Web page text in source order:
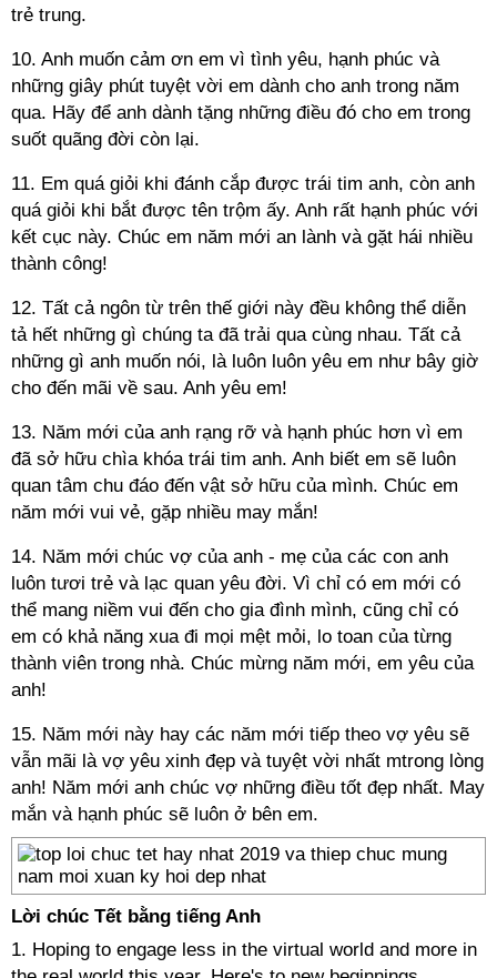
trẻ trung.
10. Anh muốn cảm ơn em vì tình yêu, hạnh phúc và
những giây phút tuyệt vời em dành cho anh trong năm
qua. Hãy để anh dành tặng những điều đó cho em trong
suốt quãng đời còn lại.
11. Em quá giỏi khi đánh cắp được trái tim anh, còn anh
quá giỏi khi bắt được tên trộm ấy. Anh rất hạnh phúc với
kết cục này. Chúc em năm mới an lành và gặt hái nhiều
thành công!
12. Tất cả ngôn từ trên thế giới này đều không thể diễn
tả hết những gì chúng ta đã trải qua cùng nhau. Tất cả
những gì anh muốn nói, là luôn luôn yêu em như bây giờ
cho đến mãi về sau. Anh yêu em!
13. Năm mới của anh rạng rỡ và hạnh phúc hơn vì em
đã sở hữu chìa khóa trái tim anh. Anh biết em sẽ luôn
quan tâm chu đáo đến vật sở hữu của mình. Chúc em
năm mới vui vẻ, gặp nhiều may mắn!
14. Năm mới chúc vợ của anh - mẹ của các con anh
luôn tươi trẻ và lạc quan yêu đời. Vì chỉ có em mới có
thể mang niềm vui đến cho gia đình mình, cũng chỉ có
em có khả năng xua đi mọi mệt mỏi, lo toan của từng
thành viên trong nhà. Chúc mừng năm mới, em yêu của
anh!
15. Năm mới này hay các năm mới tiếp theo vợ yêu sẽ
vẫn mãi là vợ yêu xinh đẹp và tuyệt vời nhất mtrong lòng
anh! Năm mới anh chúc vợ những điều tốt đẹp nhất. May
mắn và hạnh phúc sẽ luôn ở bên em.
Lời chúc Tết bằng tiếng Anh
1. Hoping to engage less in the virtual world and more in